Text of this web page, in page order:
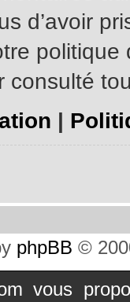
d’avoir
consulté
|
phpBB ©
vous